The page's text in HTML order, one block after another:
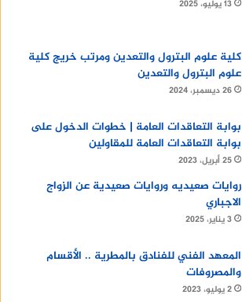
13 يوليو، 2025
كلية علوم البترول والتعدين ومرتب خريج كلية
علوم البترول والتعدين
26 ديسمبر، 2024
بوابة التعاقدات العامة | خطوات الدخول على
بوابة التعاقدات العامة للمقاولين
25 أبريل، 2023
روايات صعيديه وروايات صعيدية عن الزواج
الاجباري
3 يناير، 2025
المعهد الفني للفنادق بالمطرية .. الأقسام
والمصروفات
2 يوليو، 2023